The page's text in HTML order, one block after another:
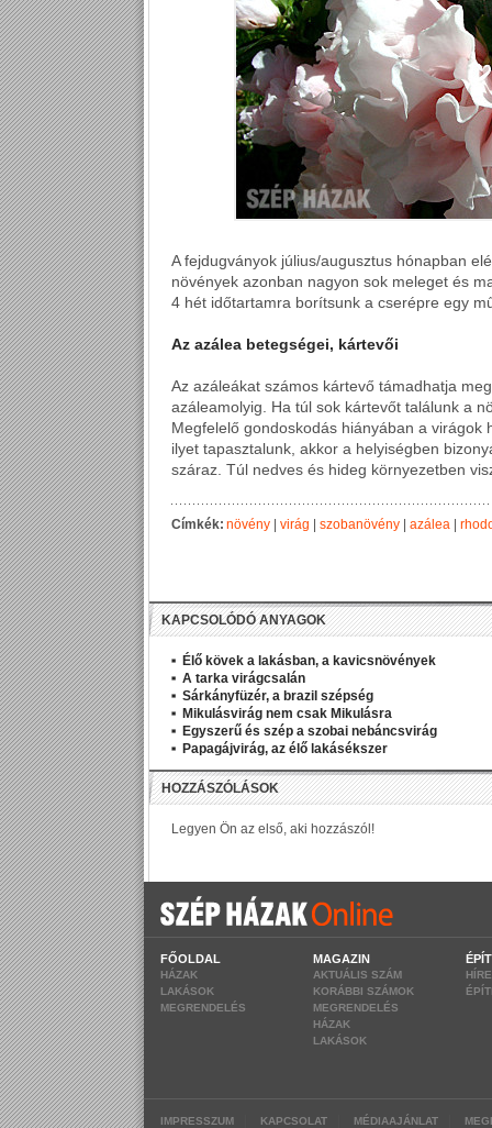
A fejdugványok július/augusztus hónapban
növények azonban nagyon sok meleget és
4 hét időtartamra borítsunk a cserépre egy
Az azálea betegségei, kártevői
Az azáleákat számos kártevő támadhatja
azáleamolyig. Ha túl sok kártevőt találunk a
Megfelelő gondoskodás hiányában a
ilyet tapasztalunk, akkor a helyiségben
száraz. Túl nedves és hideg környezetben
Címkék:növény virág szobanövény azálea
KAPCSOLÓDÓ ANYAGOK
Élő kövek a lakásban, a kavicsnövények
A tarka virágcsalán
Sárkányfüzér, a brazil szépség
Mikulásvirág nem csak Mikulásra
Egyszerű és szép a szobai nebáncsvirág
Papagájvirág, az élő lakásékszer
FŐOLDAL
HÁZAK
LAKÁSOK
MEGRENDELÉS
MAGAZIN
AKTUÁLIS SZÁM
KORÁBBI SZÁMOK
MEGRENDELÉS
HÁZAK
LAKÁSOK
IMPRESSZUM KAPCSOLAT MÉDIAAJÁNLAT